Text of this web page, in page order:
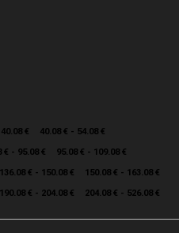
€
40.08 € - 54.08 €
€ - 95.08 €
95.08 € - 109.08 €
136.08 € - 150.08 €
150.08 € - 163.08 €
190.08 € - 204.08 € 204.08 € - 526.08 €